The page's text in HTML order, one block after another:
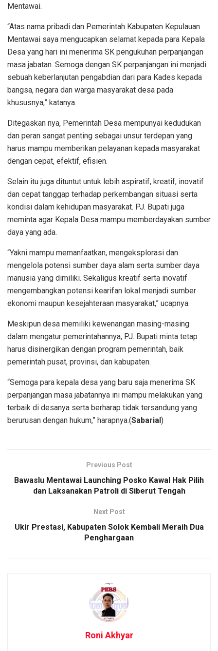
Mentawai.
“Atas nama pribadi dan Pemerintah Kabupaten Kepulauan
Mentawai saya mengucapkan selamat kepada para Kepala
Desa yang hari ini menerima SK pengukuhan perpanjangan
masa jabatan. Semoga dengan SK perpanjangan ini menjadi
sebuah keberlanjutan pengabdian dari para Kades kepada
bangsa, negara dan warga masyarakat desa pada
khususnya,” katanya.
Ditegaskan nya, Pemerintah Desa mempunyai kedudukan
dan peran sangat penting sebagai unsur terdepan yang
harus mampu memberikan pelayanan kepada masyarakat
dengan cepat, efektif, efisien.
Selain itu juga dituntut untuk lebih aspiratif, kreatif, inovatif
dan cepat tanggap terhadap perkembangan situasi serta
kondisi dalam kehidupan masyarakat. PJ. Bupati juga
meminta agar Kepala Desa mampu memberdayakan sumber
daya yang ada.
“Yakni mampu memanfaatkan, mengeksplorasi dan
mengelola potensi sumber daya alam serta sumber daya
manusia yang dimiliki. Sekaligus kreatif serta inovatif
mengembangkan potensi kearifan lokal menjadi sumber
ekonomi maupun kesejahteraan masyarakat,” ucapnya.
Meskipun desa memiliki kewenangan masing-masing
dalam mengatur pemerintahannya, PJ. Bupati minta tetap
harus disinergikan dengan program pemerintah, baik
pemerintah pusat, provinsi, dan kabupaten.
“Semoga para kepala desa yang baru saja menerima SK
perpanjangan masa jabatannya ini mampu melakukan yang
terbaik di desanya serta berharap tidak tersandung yang
berurusan dengan hukum,” harapnya.(Sabarial)
Previous Post
Bawaslu Mentawai Launching Posko Kawal Hak Pilih
dan Laksanakan Patroli di Siberut Tengah
Next Post
Ukir Prestasi, Kabupaten Solok Kembali Meraih Dua
Penghargaan
Roni Akhyar